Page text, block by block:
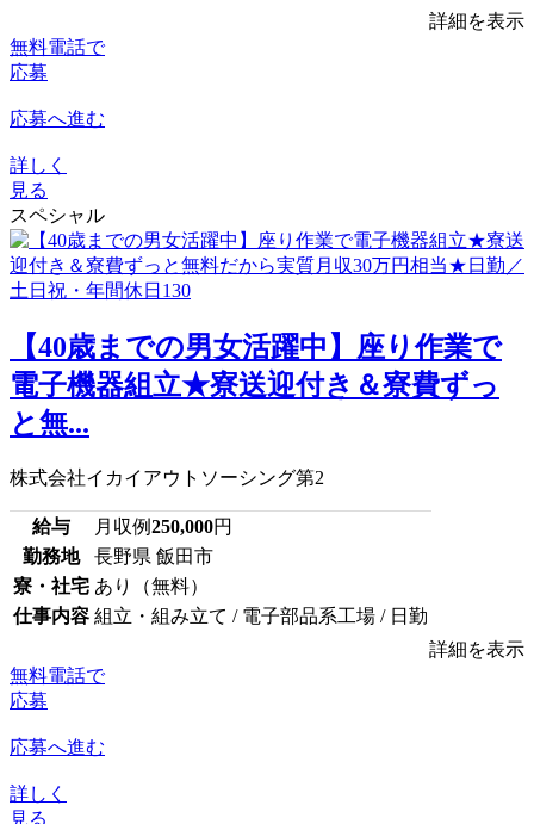
詳細を表示
無料電話で
応募
応募へ進む
詳しく
見る
スペシャル
【40歳までの男女活躍中】座り作業で
電子機器組立★寮送迎付き＆寮費ずっ
と無...
株式会社イカイアウトソーシング第2
給与 月収例250,000円
勤務地
長野県 飯田市
寮・社宅 あり（無料）
仕事内容 組立・組み立て / 電子部品系工場 / 日勤
詳細を表示
無料電話で
応募
応募へ進む
詳しく
見る